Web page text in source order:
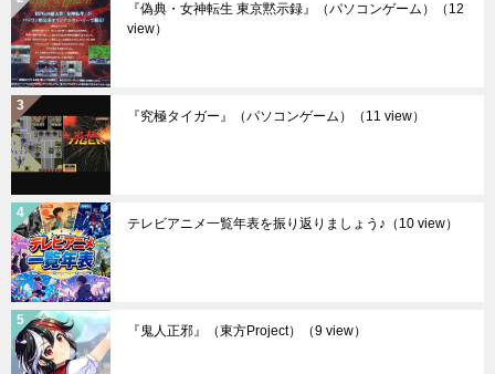
『偽典・女神転生 東京黙示録』（パソコンゲーム）
（12
view）
『究極タイガー』（パソコンゲーム） （11 view）
テレビアニメ一覧年表を振り返りましょう♪ （10 view）
『鬼人正邪』（東方Project） （9 view）